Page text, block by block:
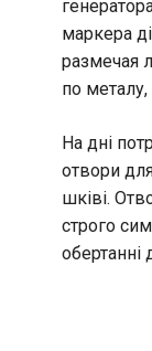
маркера
размечая
по металу,
На дні
отвори
шківі.
строго
обертанні